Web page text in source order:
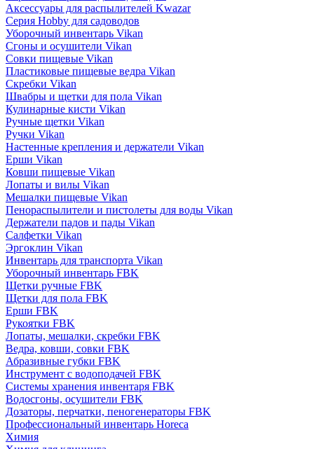
Аксессуары для распылителей Kwazar
Серия Hobby для садоводов
Уборочный инвентарь Vikan
Сгоны и осушители Vikan
Совки пищевые Vikan
Пластиковые пищевые ведра Vikan
Скребки Vikan
Швабры и щетки для пола Vikan
Кулинарные кисти Vikan
Ручные щетки Vikan
Ручки Vikan
Настенные крепления и держатели Vikan
Ерши Vikan
Ковши пищевые Vikan
Лопаты и вилы Vikan
Мешалки пищевые Vikan
Пенораспылители и пистолеты для воды Vikan
Держатели падов и пады Vikan
Салфетки Vikan
Эргоклин Vikan
Инвентарь для транспорта Vikan
Уборочный инвентарь FBK
Щетки ручные FBK
Щетки для пола FBK
Ерши FBK
Рукоятки FBK
Лопаты, мешалки, скребки FBK
Ведра, ковши, совки FBK
Абразивные губки FBK
Инструмент с водоподачей FBK
Системы хранения инвентаря FBK
Водосгоны, осушители FBK
Дозаторы, перчатки, пеногенераторы FBK
Профессиональный инвентарь Horeca
Химия